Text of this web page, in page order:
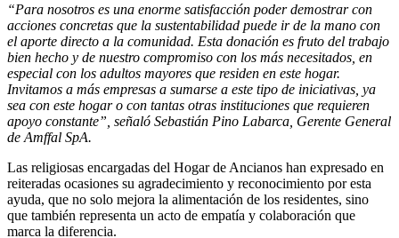
“Para nosotros es una enorme satisfacción poder demostrar con
acciones concretas que la sustentabilidad puede ir de la mano con
el aporte directo a la comunidad. Esta donación es fruto del trabajo
bien hecho y de nuestro compromiso con los más necesitados, en
especial con los adultos mayores que residen en este hogar.
Invitamos a más empresas a sumarse a este tipo de iniciativas, ya
sea con este hogar o con tantas otras instituciones que requieren
apoyo constante”, señaló Sebastián Pino Labarca, Gerente General
de Amffal SpA.
Las religiosas encargadas del Hogar de Ancianos han expresado en
reiteradas ocasiones su agradecimiento y reconocimiento por esta
ayuda, que no solo mejora la alimentación de los residentes, sino
que también representa un acto de empatía y colaboración que
marca la diferencia.